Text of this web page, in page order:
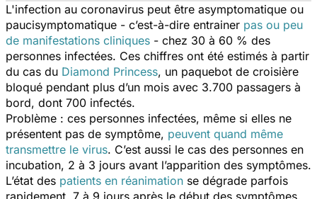
L'infection au coronavirus peut être asymptomatique ou
paucisymptomatique - c’est-à-dire entrainer pas ou peu
de manifestations cliniques - chez 30 à 60 % des
personnes infectées. Ces chiffres ont été estimés à partir
du cas du Diamond Princess, un paquebot de croisière
bloqué pendant plus d’un mois avec 3.700 passagers à
bord, dont 700 infectés.
Problème : ces personnes infectées, même si elles ne
présentent pas de symptôme, peuvent quand même
transmettre le virus. C’est aussi le cas des personnes en
incubation, 2 à 3 jours avant l’apparition des symptômes.
L’état des patients en réanimation se dégrade parfois
rapidement, 7 à 9 jours après le début des symptômes.